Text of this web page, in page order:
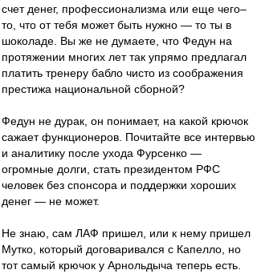
счет денег, профессионализма или еще чего–
то, что от тебя может быть нужно — то ты в
шоколаде. Вы же не думаете, что Федун на
протяжении многих лет так упрямо предлагал
платить тренеру бабло чисто из соображения
престижа национальной сборной?
Федун не дурак, он понимает, на какой крючок
сажает функционеров. Почитайте все интервью
и аналитику после ухода Фурсенко —
огромные долги, стать президентом РФС
человек без спонсора и поддержки хороших
денег — не может.
Не знаю, сам ЛАФ пришел, или к нему пришел
Мутко, который договаривался с Капелло, но
тот самый крючок у Арнольдыча теперь есть.